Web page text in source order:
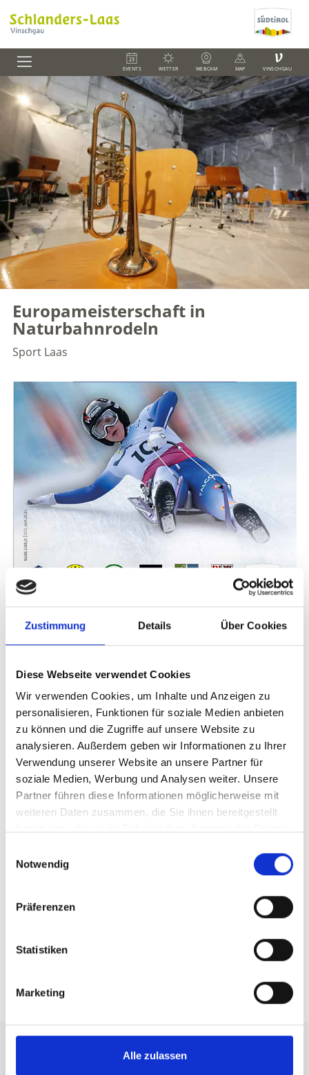
Zustimmung Details Über Cookies
Diese Webseite verwendet Cookies
Wir verwenden Cookies, um Inhalte und Anzeigen zu
personalisieren, Funktionen für soziale Medien anbieten
zu können und die Zugriffe auf unsere Website zu
analysieren. Außerdem geben wir Informationen zu Ihrer
Verwendung unserer Website an unsere Partner für
soziale Medien, Werbung und Analysen weiter. Unsere
Partner führen diese Informationen möglicherweise mit
weiteren Daten zusammen, die Sie ihnen bereitgestellt
Notwendig
Präferenzen
Statistiken
Marketing
Alle zulassen
EVENTS WETTER WEBCAM MAP
V
VINSCHGAU
Europameisterschaft in
Naturbahnrodeln
Sport Laas
Wir freuen uns, die 31. FIL Alpin Rodel
Europameisterschaft auf Naturbahn in Laas austragen
zu dürfen. Freuen Sie sich mit uns auf die spannenden
Wettkampftagen auf der Rodelbahn "Gafair".
Informationen
http://www.asclaas.com
Anmeldung erforderlich
Veranstaltungsort
Gafair - Laas
sonstige